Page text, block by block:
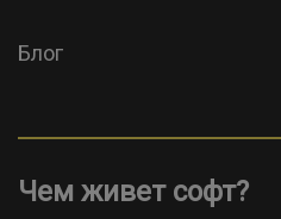
Блог
Чем живет софт?